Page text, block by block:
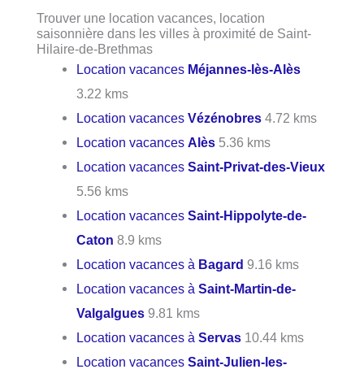
Trouver une location vacances, location
saisonnière dans les villes à proximité de Saint-
Hilaire-de-Brethmas
Location vacances Méjannes-lès-Alès
3.22 kms
Location vacancesVézénobres 4.72 kms
Location vacancesAlès 5.36 kms
Location vacancesSaint-Privat-des-Vieux
5.56 kms
Location vacancesSaint-Hippolyte-de-
Caton 8.9 kms
Location vacances à Bagard 9.16 kms
Location vacances àSaint-Martin-de-
Valgalgues 9.81 kms
Location vacances àServas 10.44 kms
Location vacancesSaint-Julien-les-